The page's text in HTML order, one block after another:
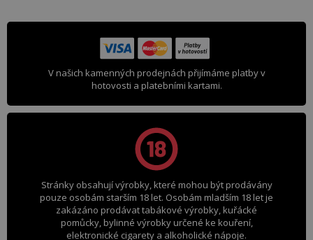
V našich kamenných prodejnách přijímáme platby v
hotovosti a platebními kartami.
Stránky obsahují výrobky, které mohou být prodávány
pouze osobám starším 18 let. Osobám mladším 18 let je
zakázáno prodávat tabákové výrobky, kuřácké
pomůcky, bylinné výrobky určené ke kouření,
elektronické cigarety a alkoholické nápoje.